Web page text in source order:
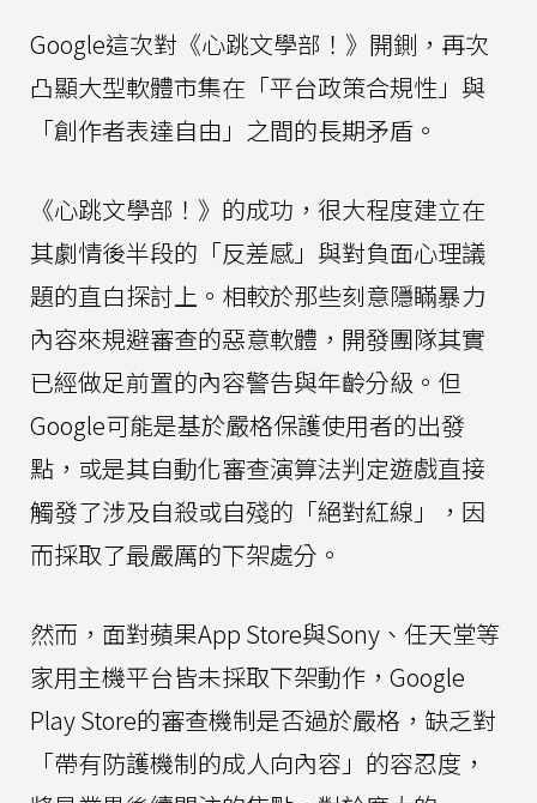
Google這次對《心跳文學部！》開鍘，再次
凸顯大型軟體市集在「平台政策合規性」與
「創作者表達自由」之間的長期矛盾。
《心跳文學部！》的成功，很大程度建立在
其劇情後半段的「反差感」與對負面心理議
題的直白探討上。相較於那些刻意隱瞞暴力
內容來規避審查的惡意軟體，開發團隊其實
已經做足前置的內容警告與年齡分級。但
Google可能是基於嚴格保護使用者的出發
點，或是其自動化審查演算法判定遊戲直接
觸發了涉及自殺或自殘的「絕對紅線」，因
而採取了最嚴厲的下架處分。
然而，面對蘋果App Store與Sony、任天堂等
家用主機平台皆未採取下架動作，Google
Play Store的審查機制是否過於嚴格，缺乏對
「帶有防護機制的成人向內容」的容忍度，